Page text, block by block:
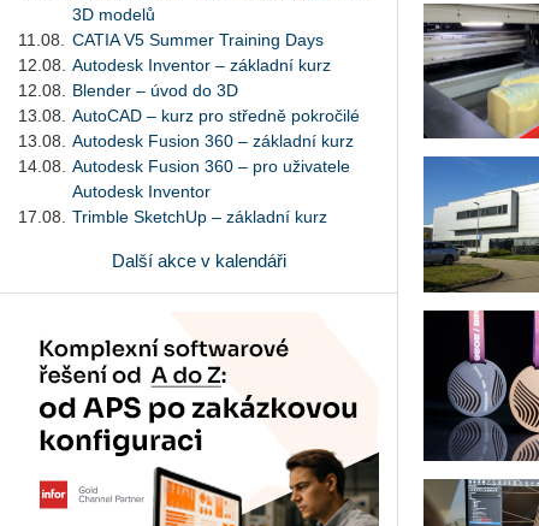
3D modelů
11.08.
CATIA V5 Summer Training Days
12.08.
Autodesk Inventor – základní kurz
12.08.
Blender – úvod do 3D
13.08.
AutoCAD – kurz pro středně pokročilé
13.08.
Autodesk Fusion 360 – základní kurz
14.08.
Autodesk Fusion 360 – pro uživatele
Autodesk Inventor
17.08.
Trimble SketchUp – základní kurz
Další akce v kalendáři